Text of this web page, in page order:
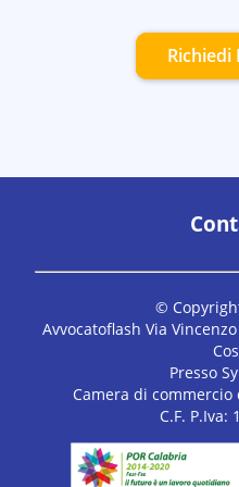
©
Avvocatoflash Via
Presso
Camera di commercio
C.F. P.Iva: